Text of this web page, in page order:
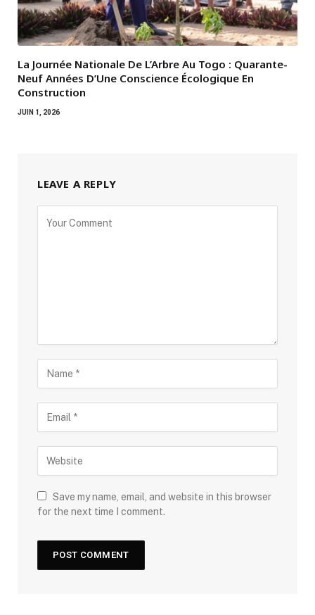
La Journée Nationale De L’Arbre Au Togo : Quarante-
Neuf Années D’Une Conscience Écologique En
Construction
JUIN 1, 2026
LEAVE A REPLY
Save my name, email, and website in this browser
for the next time I comment.